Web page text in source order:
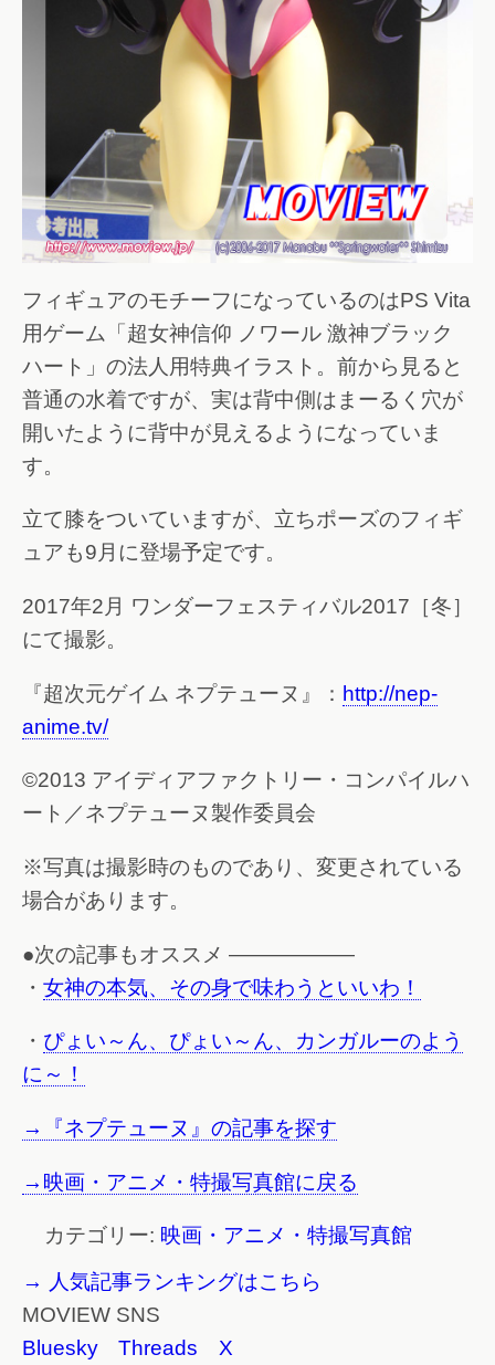
フィギュアのモチーフになっているのはPS Vita
用ゲーム「超女神信仰 ノワール 激神ブラック
ハート」の法人用特典イラスト。前から見ると
普通の水着ですが、実は背中側はまーるく穴が
開いたように背中が見えるようになっていま
す。
立て膝をついていますが、立ちポーズのフィギ
ュアも9月に登場予定です。
2017年2月 ワンダーフェスティバル2017［冬］
にて撮影。
『超次元ゲイム ネプテューヌ』： http://nep-
anime.tv/
©2013 アイディアファクトリー・コンパイルハ
ート／ネプテューヌ製作委員会
※写真は撮影時のものであり、変更されている
場合があります。
●次の記事もオススメ ——————
・ 女神の本気、その身で味わうといいわ！
・ ぴょい～ん、ぴょい～ん、カンガルーのよう
に～！
→『ネプテューヌ』の記事を探す
→映画・アニメ・特撮写真館に戻る
カテゴリー: 映画・アニメ・特撮写真館
→ 人気記事ランキングはこちら
MOVIEW SNS
Bluesky
Threads X